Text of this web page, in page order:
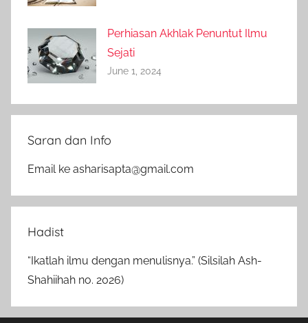
Perhiasan Akhlak Penuntut Ilmu
Sejati
June 1, 2024
Saran dan Info
Email ke asharisapta@gmail.com
Hadist
“Ikatlah ilmu dengan menulisnya.” (Silsilah Ash-
Shahiihah no. 2026)